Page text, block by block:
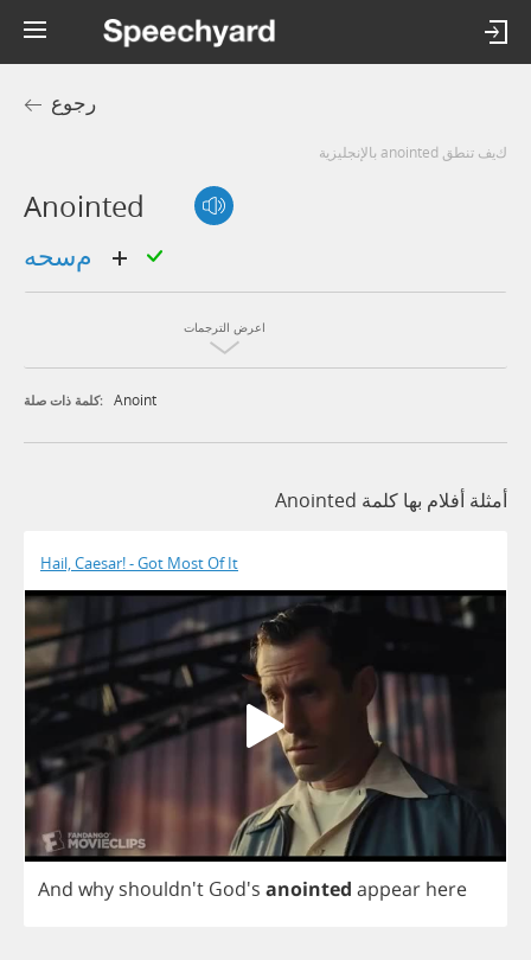
رجوع
كيف تنطق anointed بالإنجليزية
Anointed
اعرض الترجمات
كلمة ذات صلة: Anoint
أمثلة أفلام بها كلمة Anointed
Hail, Caesar! - Got Most Of It
And why shouldn't God's anointed appear here